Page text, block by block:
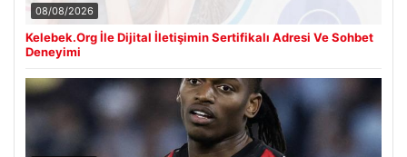
08/08/2026
Kelebek.Org İle Dijital İletişimin Sertifikalı Adresi Ve Sohbet
Deneyimi